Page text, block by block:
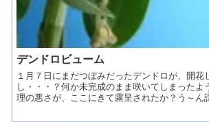
デンドロビューム
１月７日にまだつぼみだったデンドロが、開花
し・・・？何か未完成のまま咲いてしまったよ
理の悪さが、ここにきて露呈されたか？う～ん